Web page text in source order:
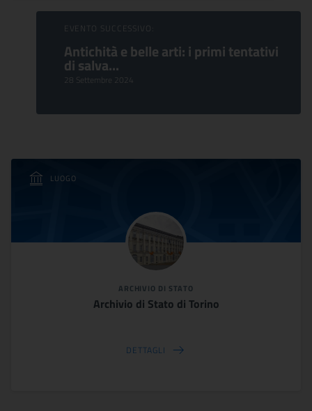
EVENTO SUCCESSIVO:
Antichità e belle arti: i primi tentativi
di salva...
28 Settembre 2024
LUOGO
ARCHIVIO DI STATO
Archivio di Stato di Torino
DETTAGLI